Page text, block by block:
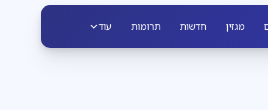
מגזין חדשות תרומות עוד